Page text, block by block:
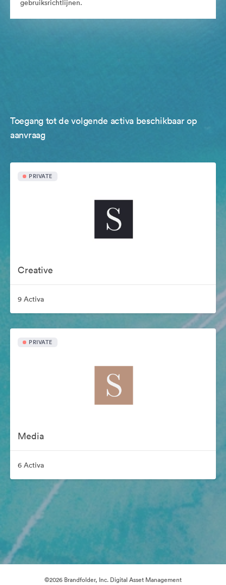
gebruiksrichtlijnen.
Toegang tot de volgende activa beschikbaar op
aanvraag
PRIVATE
Creative
9 Activa
PRIVATE
Media
6 Activa
©2026 Brandfolder, Inc. Digital Asset Management